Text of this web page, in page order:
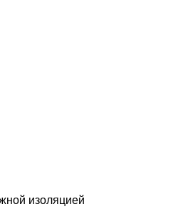
изоляцией